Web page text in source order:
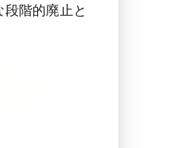
階的廃止と